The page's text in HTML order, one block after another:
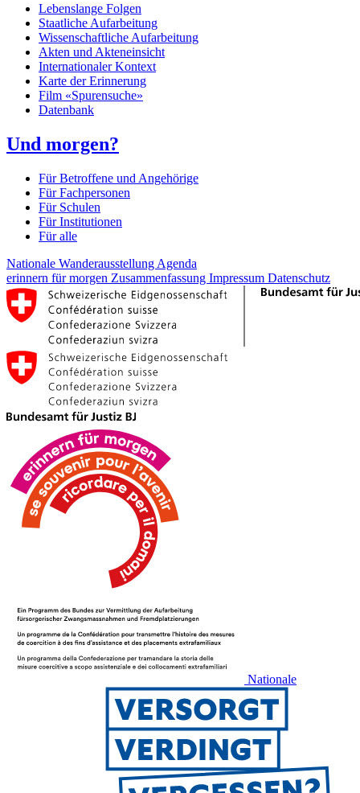
Lebenslange Folgen
Staatliche Aufarbeitung
Wissenschaftliche Aufarbeitung
Akten und Akteneinsicht
Internationaler Kontext
Karte der Erinnerung
Film «Spurensuche»
Datenbank
Und morgen?
Für Betroffene und Angehörige
Für Fachpersonen
Für Schulen
Für Institutionen
Für alle
Nationale Wanderausstellung Agenda
erinnern für morgen Zusammenfassung Impressum Datenschutz
Nationale